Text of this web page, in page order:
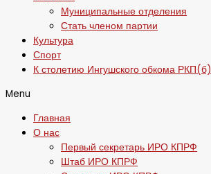
Муниципальные отделения
Стать членом партии
Культура
Спорт
К столетию Ингушского обкома РКП(б)
Menu
Главная
О нас
Первый секретарь ИРО КПРФ
Штаб ИРО КПРФ